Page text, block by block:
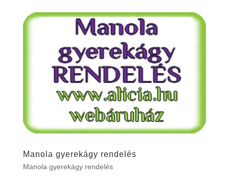
Manola gyerekágy rendelés
Manola gyerekágy rendelés